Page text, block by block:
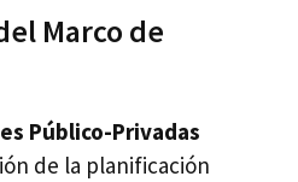
Marco de
Público-Privadas
de la planificación